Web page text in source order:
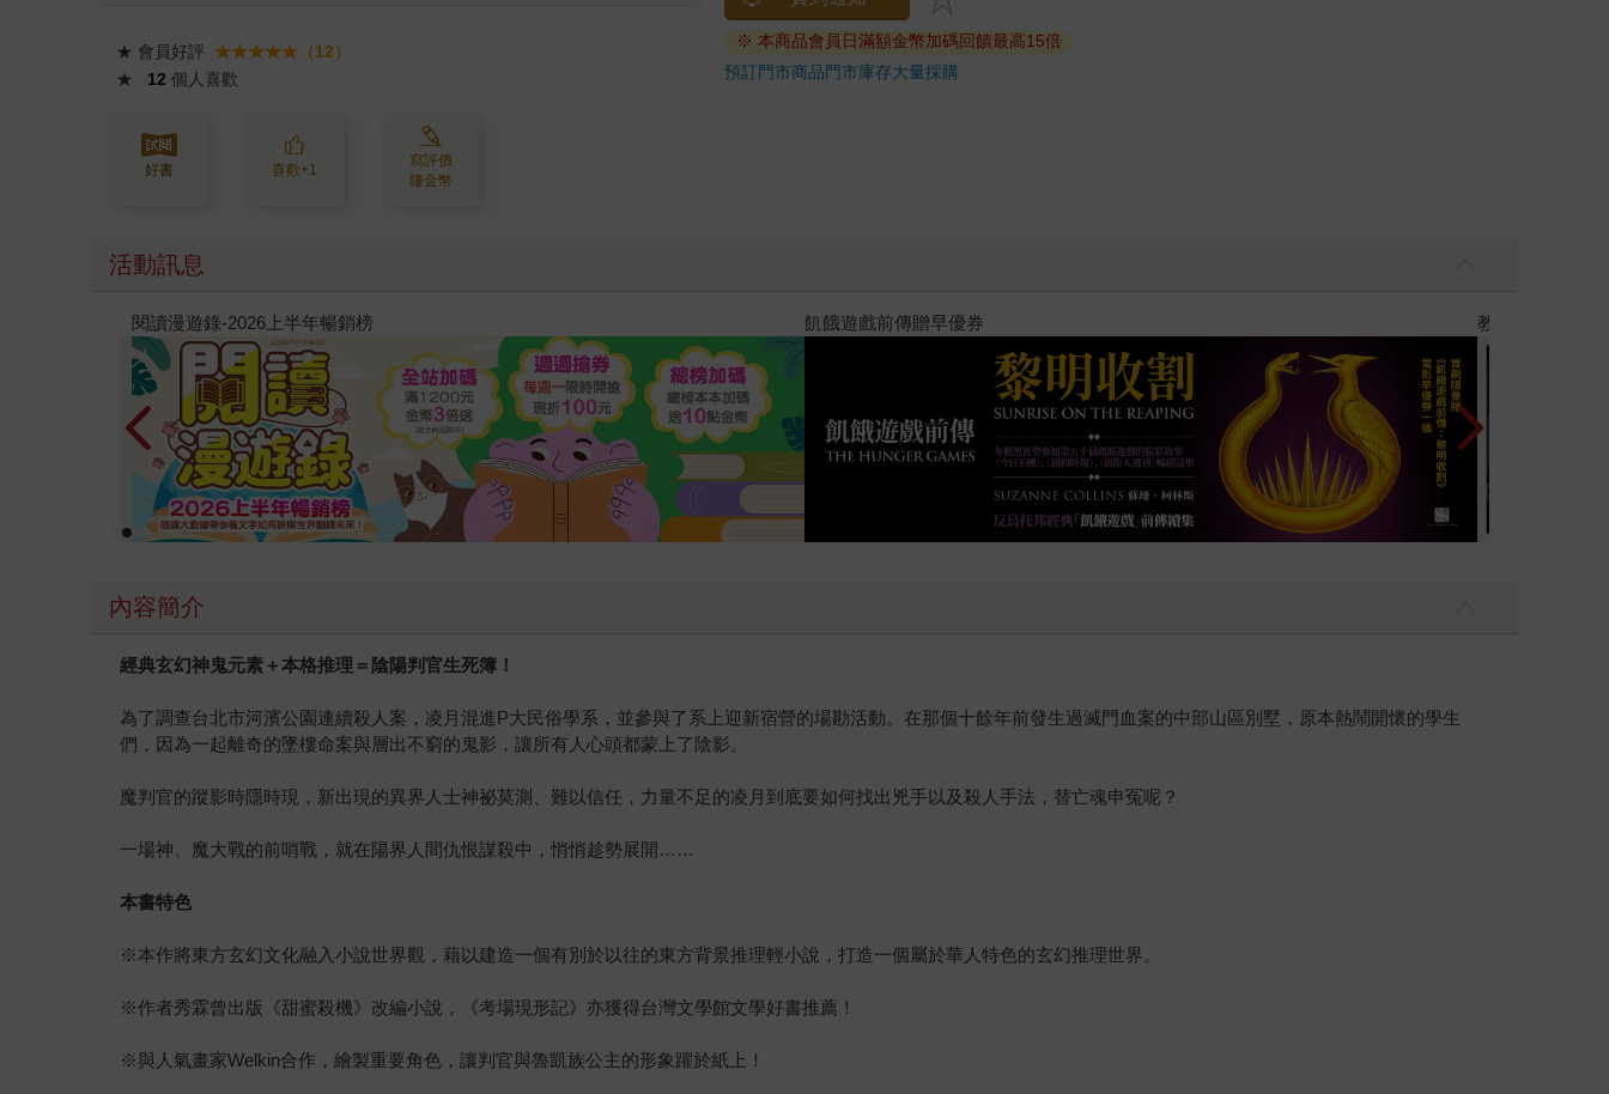
★ 會員好評
★★★★★（12）
★
12 個人喜歡
好書 喜歡+1
寫評價
賺金幣
※ 本商品會員日滿額金幣加碼回饋最高15倍
預訂門市商品門市庫存大量採購
活動訊息
教場電影版 十字殺手【艾迪．弗林系列 前傳】 世界上最透明
內容簡介
經典玄幻神鬼元素＋本格推理＝陰陽判官生死簿！
為了調查台北市河濱公園連續殺人案，凌月混進P大民俗學系，並參與了系上迎新宿營的場勘活動。在那個十餘年前發生過滅門血案的中部山區別墅，原本熱鬧開懷的學生
們，因為一起離奇的墜樓命案與層出不窮的鬼影，讓所有人心頭都蒙上了陰影。
魔判官的蹤影時隱時現，新出現的異界人士神祕莫測、難以信任，力量不足的凌月到底要如何找出兇手以及殺人手法，替亡魂申冤呢？
一場神、魔大戰的前哨戰，就在陽界人間仇恨謀殺中，悄悄趁勢展開……
本書特色
※本作將東方玄幻文化融入小說世界觀，藉以建造一個有別於以往的東方背景推理輕小說，打造一個屬於華人特色的玄幻推理世界。
※作者秀霖曾出版《甜蜜殺機》改編小說，《考場現形記》亦獲得台灣文學館文學好書推薦！
※與人氣畫家Welkin合作，繪製重要角色，讓判官與魯凱族公主的形象躍於紙上！